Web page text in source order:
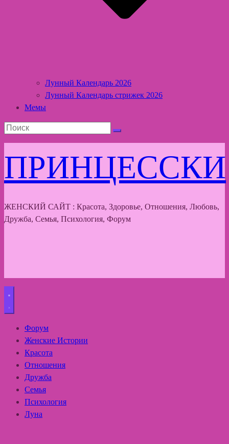
Лунный Календарь 2026
Лунный Календарь стрижек 2026
Мемы
ПРИНЦЕССКИ
ЖЕНСКИЙ САЙТ : Красота, Здоровье, Отношения, Любовь,
Дружба, Семья, Психология, Форум
Форум
Женские Истории
Красота
Отношения
Дружба
Семья
Психология
Луна